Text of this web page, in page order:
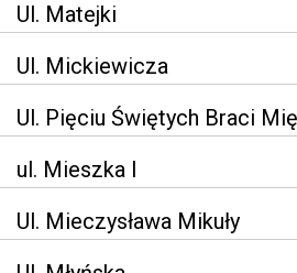
Ul. Matejki
Ul. Mickiewicza
Ul. Pięciu Świętych Braci
ul. Mieszka I
Ul. Mieczysława Mikuły